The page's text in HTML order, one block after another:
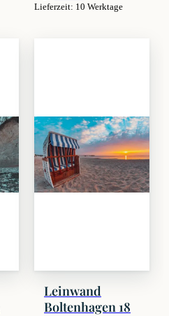
Lieferzeit: 10 Werktage
Optionen
können
auf
der
Produktseite
gewählt
werden
Leinwand
Boltenhagen 18